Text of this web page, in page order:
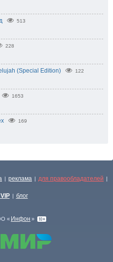
513
228
(Special Edition) 122
1653
169
| реклама | для правообладателей |
| блог
« Инфон »